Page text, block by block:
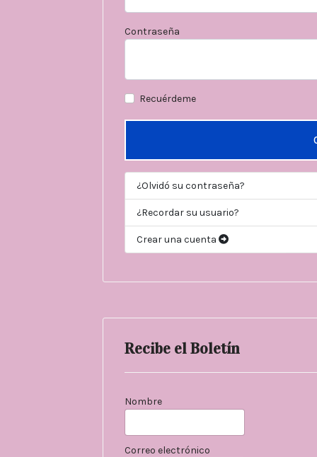
Contraseña
Recuérdeme
¿Olvidó su contraseña?
¿Recordar su usuario?
Crear una cuenta
Recibe el Boletín
Nombre
Correo electrónico